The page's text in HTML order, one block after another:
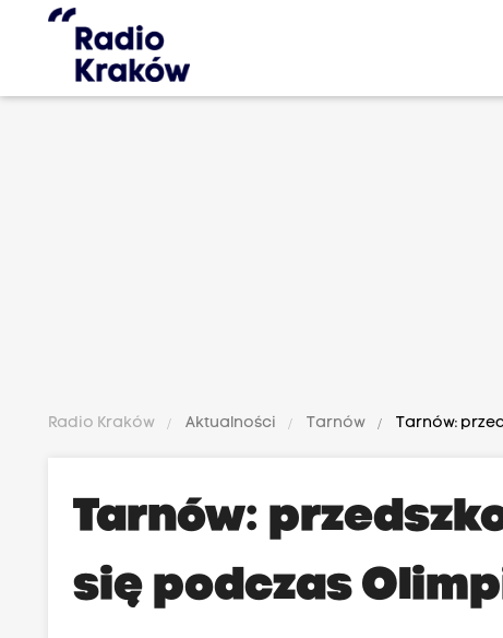
Radio Kraków Aktualności Tarnów Tarnów:
Tarnów:
się podczas